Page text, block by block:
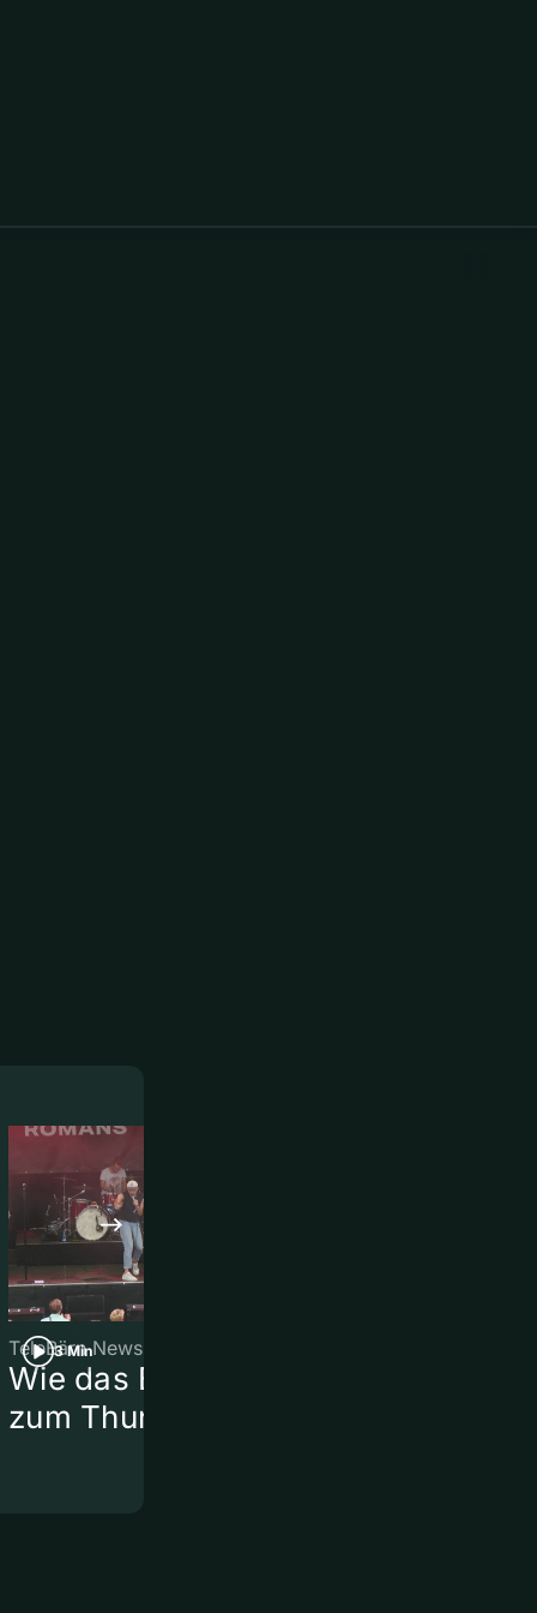
3 Min
TeleBärn News
Wie das Brügglifest
zum Thunfest wurde